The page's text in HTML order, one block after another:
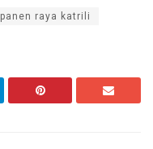
panen raya katrili